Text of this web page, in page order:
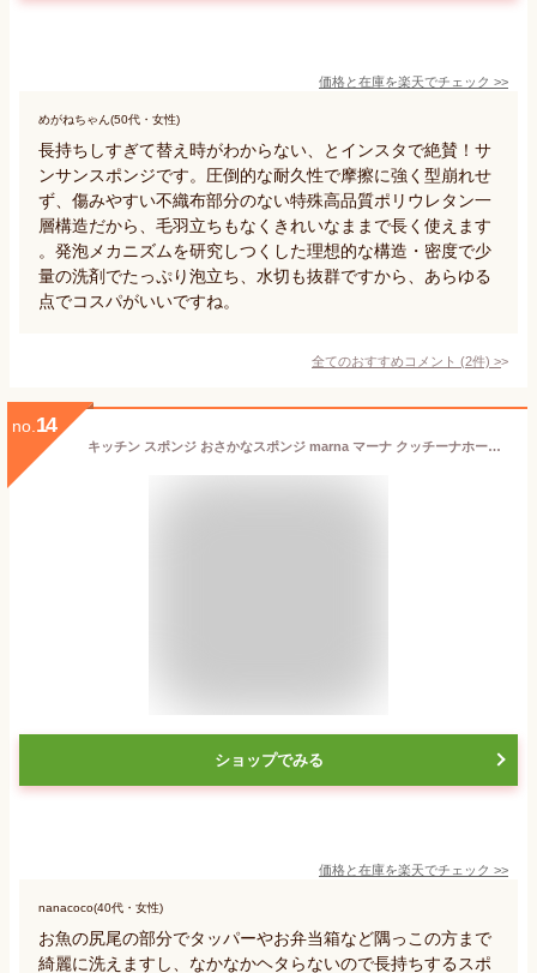
価格と在庫を楽天でチェック >>
めがねちゃん(50代・女性)
長持ちしすぎて替え時がわからない、とインスタで絶賛！サ
ンサンスポンジです。圧倒的な耐久性で摩擦に強く型崩れせ
ず、傷みやすい不織布部分のない特殊高品質ポリウレタン一
層構造だから、毛羽立ちもなくきれいなままで長く使えます
。発泡メカニズムを研究しつくした理想的な構造・密度で少
量の洗剤でたっぷり泡立ち、水切も抜群ですから、あらゆる
点でコスパがいいですね。
全てのおすすめコメント (2件) >
no. 14
キッチン スポンジ おさかなスポンジ marna マーナ クッチーナホーム キッチン スポンジ さかな マーナ スポンジ 大きい 食器洗い スポンジ 魚 グラス洗い スポンジ 食器 ナイロン スポンジ へ たら ない 掃除 コップ フライパン 食器用 スポンジ かわいい
ショップでみる
価格と在庫を楽天でチェック >>
nanacoco(40代・女性)
お魚の尻尾の部分でタッパーやお弁当箱など隅っこの方まで
綺麗に洗えますし、なかなかヘタらないので長持ちするスポ